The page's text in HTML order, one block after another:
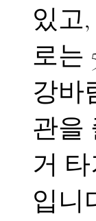
있고
로는
강바
관을
거
입니